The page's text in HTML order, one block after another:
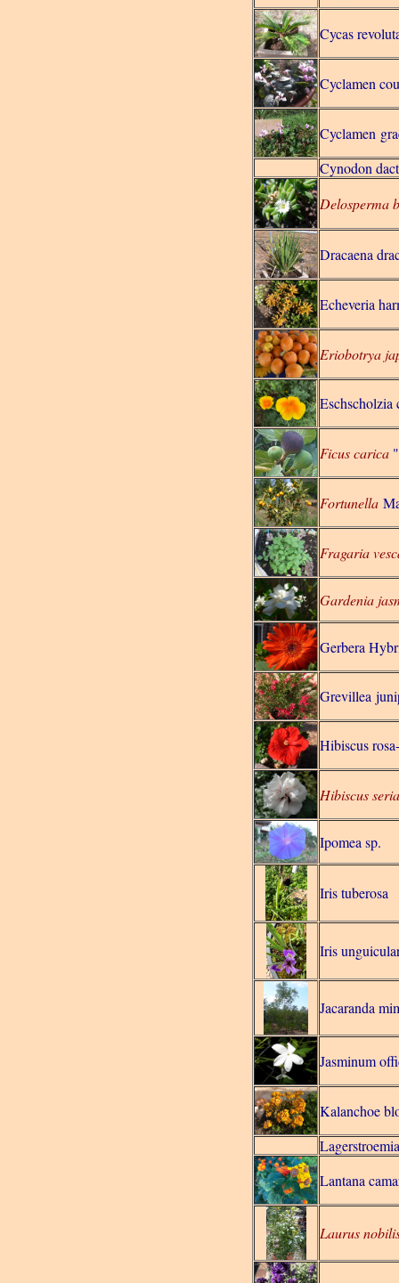
Cycas
Cyclamen
Cyclamen
Cynodon
Delosperma
Dracaena
Echeveria
Eriobotrya
Eschscholzia
Ficus carica
Fortunella
Fragaria
Gardenia
Gerbera
Grevillea
Hibiscus
Hibiscus
Ipomea sp.
Iris tuberosa
Iris
Jacaranda
Jasminum
Kalanchoe
Lantana
Laurus